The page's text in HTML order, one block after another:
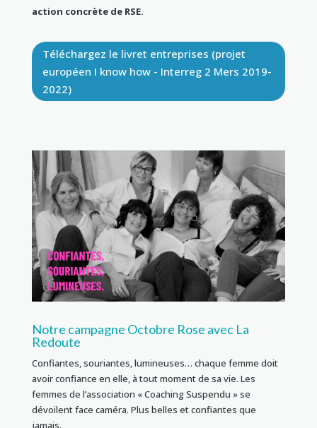
action concrète de RSE.
Téléchargez le livret entreprises (projet
européen I know how - Interreg 2 Mers 2019-
2022)
Notre campagne Octobre Rose avec La
Redoute
Confiantes, souriantes, lumineuses… chaque femme doit
avoir confiance en elle, à tout moment de sa vie. Les
femmes de l’association « Coaching Suspendu » se
dévoilent face caméra. Plus belles et confiantes que
jamais.